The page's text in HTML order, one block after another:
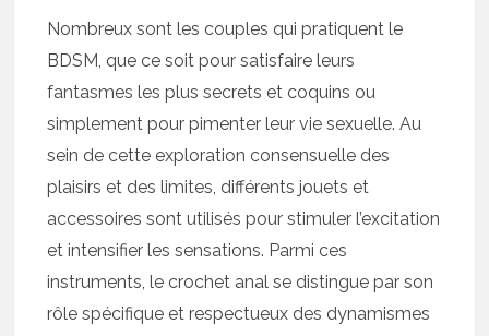
Nombreux sont les couples qui pratiquent le
BDSM, que ce soit pour satisfaire leurs
fantasmes les plus secrets et coquins ou
simplement pour pimenter leur vie sexuelle. Au
sein de cette exploration consensuelle des
plaisirs et des limites, différents jouets et
accessoires sont utilisés pour stimuler l’excitation
et intensifier les sensations. Parmi ces
instruments, le crochet anal se distingue par son
rôle spécifique et respectueux des dynamismes